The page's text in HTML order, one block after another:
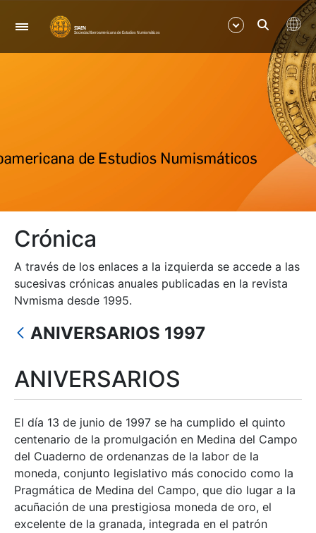
Navegación
Mostrar/Ocultar
Mostrar/Ocultar
Mostrar/Ocultar
Crónica
A través de los enlaces a la izquierda se accede a las
sucesivas crónicas anuales publicadas en la revista
Nvmisma desde 1995.
ANIVERSARIOS 1997
ANIVERSARIOS
El día 13 de junio de 1997 se ha cumplido el quinto
centenario de la promulgación en Medina del Campo
del Cuaderno de ordenanzas de la labor de la
moneda, conjunto legislativo más conocido como la
Pragmática de Medina del Campo, que dio lugar a la
acuñación de una prestigiosa moneda de oro, el
excelente de la granada, integrada en el patrón